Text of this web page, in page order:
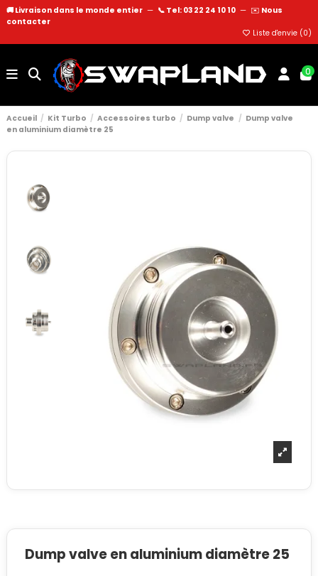
🚚 Livraison dans le monde entier — 📞 Tel: 03 22 24 10 10 — ✉️ Nous
contacter
Liste d'envie (0)
0
Accueil Kit Turbo Accessoires turbo Dump valve
Dump valve
en aluminium diamètre 25
Dump valve en aluminium diamètre 25